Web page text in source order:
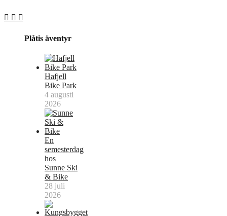
Plåtis äventyr
Hafjell
Bike Park
4 augusti
2026
En
semesterdag
hos
Sunne Ski
& Bike
28 juli
2026